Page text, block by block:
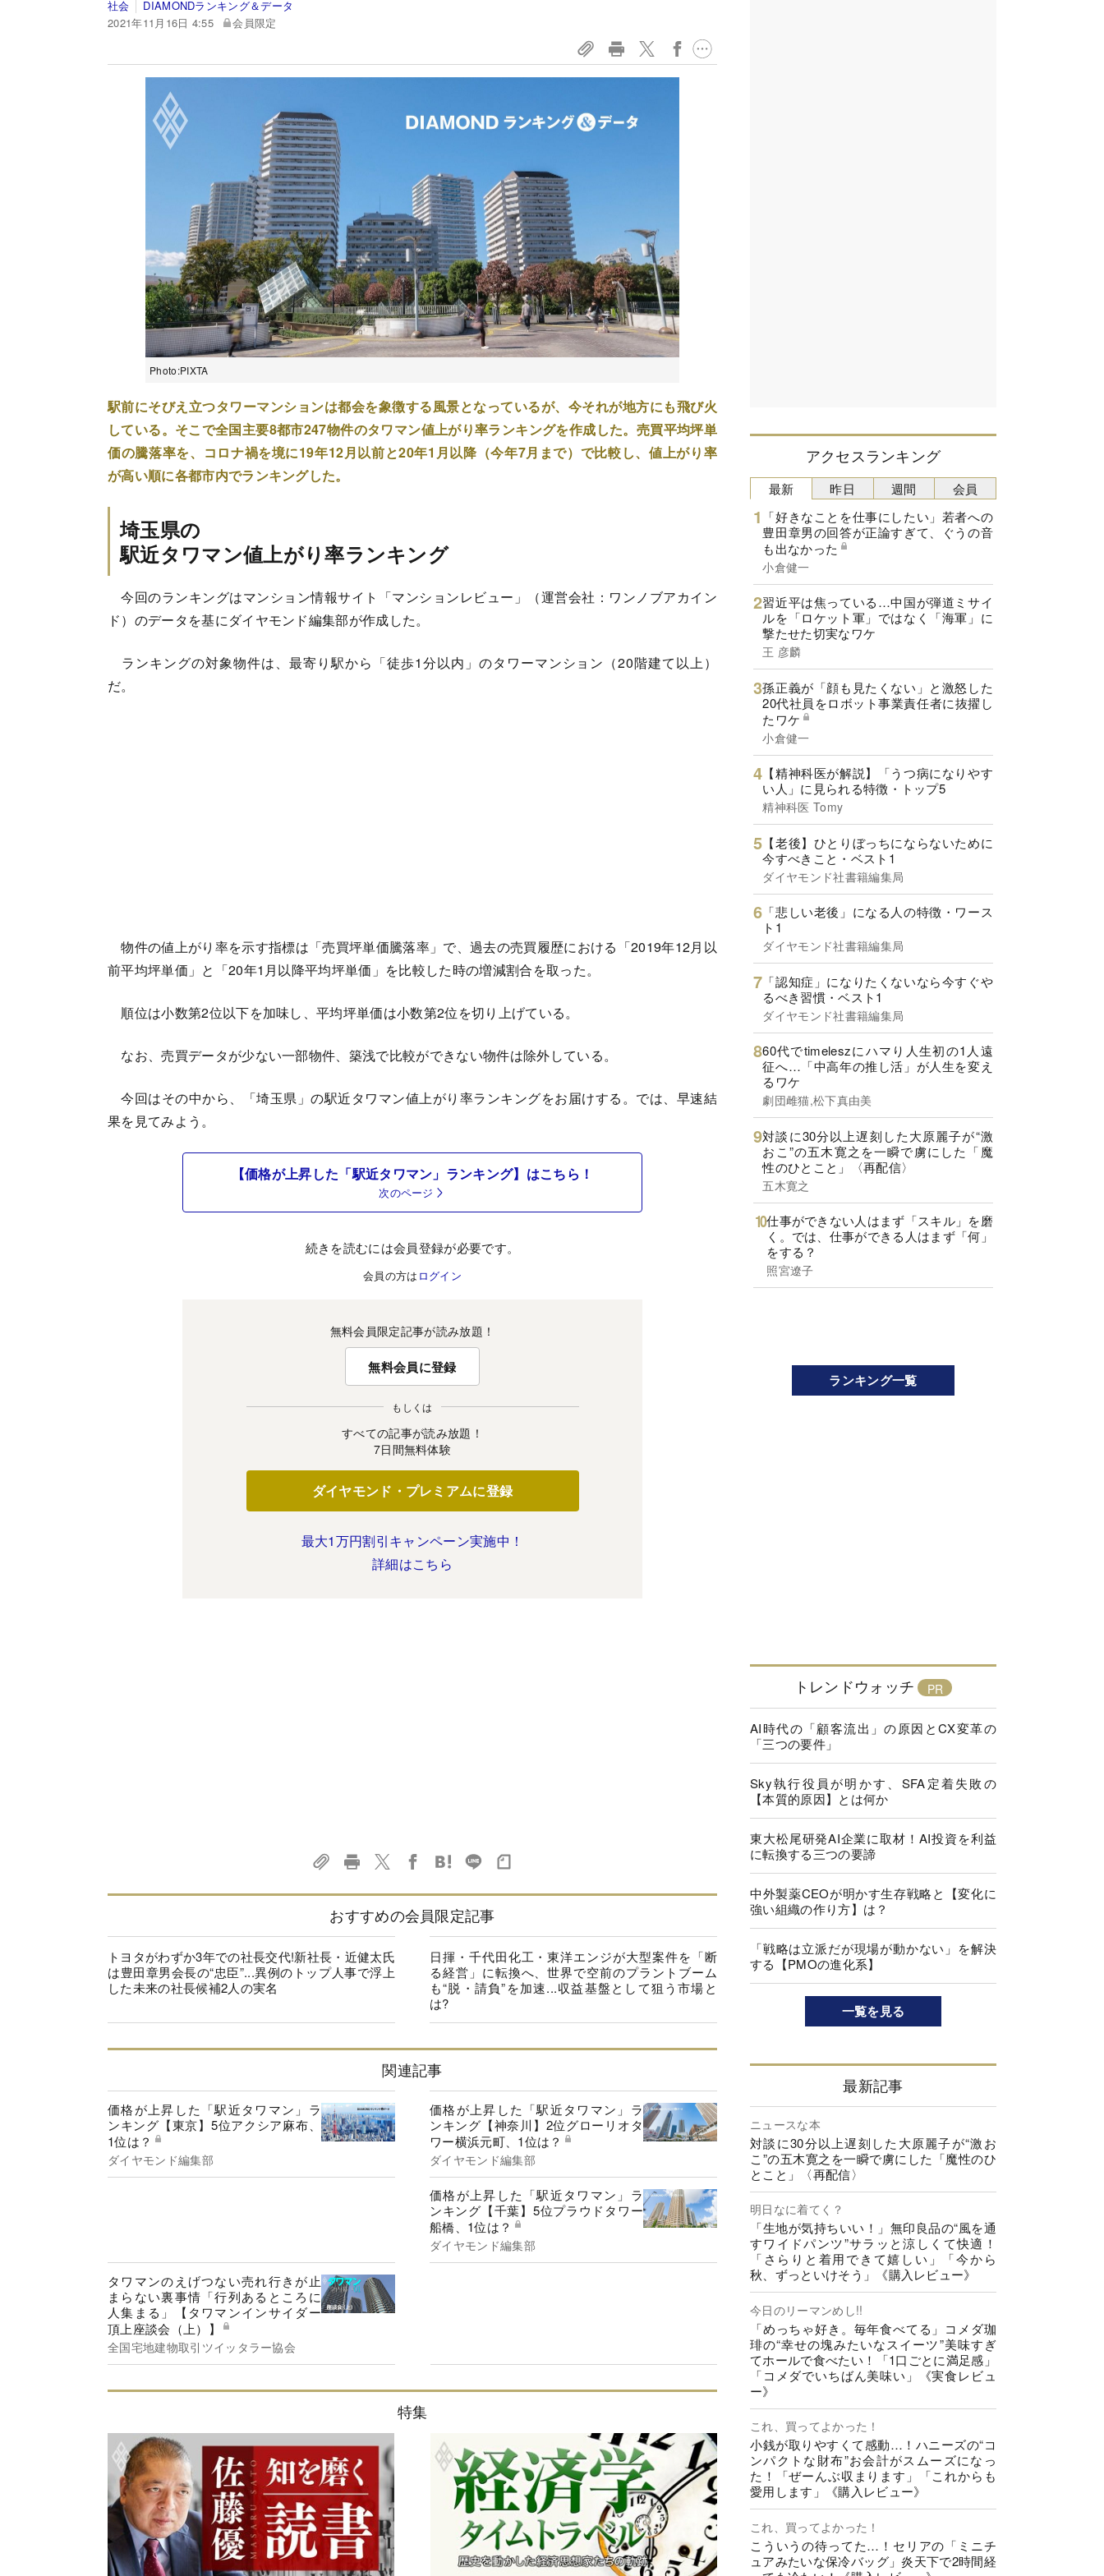
社会
DIAMONDランキング＆データ
2021年11月16日 4:55
会員限定
Photo:PIXTA
駅前にそびえ立つタワーマンションは都会を象徴する風景となっているが、今それが地方にも飛び火
している。そこで全国主要8都市247物件のタワマン値上がり率ランキングを作成した。売買平均坪単
価の騰落率を、コロナ禍を境に19年12月以前と20年1月以降（今年7月まで）で比較し、値上がり率
が高い順に各都市内でランキングした。
埼玉県の
駅近タワマン値上がり率ランキング
今回のランキングはマンション情報サイト「マンションレビュー」（運営会社：ワンノブアカイン
ド）のデータを基にダイヤモンド編集部が作成した。
ランキングの対象物件は、最寄り駅から「徒歩1分以内」のタワーマンション（20階建て以上）
だ。
物件の値上がり率を示す指標は「売買坪単価騰落率」で、過去の売買履歴における「2019年12月以
前平均坪単価」と「20年1月以降平均坪単価」を比較した時の増減割合を取った。
順位は小数第2位以下を加味し、平均坪単価は小数第2位を切り上げている。
なお、売買データが少ない一部物件、築浅で比較ができない物件は除外している。
今回はその中から、「埼玉県」の駅近タワマン値上がり率ランキングをお届けする。では、早速結
果を見てみよう。
【価格が上昇した「駅近タワマン」ランキング】はこちら！
次のページ
続きを読むには会員登録が必要です。
会員の方は ログイン
無料会員限定記事が読み放題！
無料会員に登録
もしくは
すべての記事が読み放題！
7日間無料体験
ダイヤモンド・プレミアムに登録
最大1万円割引キャンペーン実施中！
詳細はこちら
おすすめの会員限定記事
トヨタがわずか3年での社長交代!新社長・近健太氏
は豊田章男会長の“忠臣”...異例のトップ人事で浮上
した未来の社長候補2人の実名
日揮・千代田化工・東洋エンジが大型案件を「断
る経営」に転換へ、世界で空前のプラントブーム
も“脱・請負”を加速...収益基盤として狙う市場と
は?
関連記事
価格が上昇した「駅近タワマン」ラ
ンキング【東京】5位アクシア麻布、
1位は？
ダイヤモンド編集部
価格が上昇した「駅近タワマン」ラ
ンキング【神奈川】2位グローリオタ
ワー横浜元町、1位は？
ダイヤモンド編集部
価格が上昇した「駅近タワマン」ラ
ンキング【千葉】5位プラウドタワー
船橋、1位は？
ダイヤモンド編集部
タワマンのえげつない売れ行きが止
まらない裏事情「行列あるところに
人集まる」【タワマンインサイダー
頂上座談会（上）】
全国宅地建物取引ツイッタラー協会
特集
アクセスランキング
最新
「好きなことを仕事にしたい」若者への
豊田章男の回答が正論すぎて、ぐうの音
も出なかった
小倉健一
習近平は焦っている…中国が弾道ミサイ
ルを「ロケット軍」ではなく「海軍」に
撃たせた切実なワケ
王 彦麟
孫正義が「顔も見たくない」と激怒した
20代社員をロボット事業責任者に抜擢し
たワケ
小倉健一
【精神科医が解説】「うつ病になりやす
い人」に見られる特徴・トップ5
精神科医 Tomy
【老後】ひとりぼっちにならないために
今すべきこと・ベスト1
ダイヤモンド社書籍編集局
「悲しい老後」になる人の特徴・ワース
ト1
ダイヤモンド社書籍編集局
「認知症」になりたくないなら今すぐや
るべき習慣・ベスト1
ダイヤモンド社書籍編集局
60代でtimeleszにハマり人生初の1人遠
征へ…「中高年の推し活」が人生を変え
るワケ
劇団雌猫,松下真由美
対談に30分以上遅刻した大原麗子が“激
おこ”の五木寛之を一瞬で虜にした「魔
性のひとこと」〈再配信〉
五木寛之
仕事ができない人はまず「スキル」を磨
く。では、仕事ができる人はまず「何」
をする？
照宮遼子
昨日 週間 会員
ランキング一覧
トレンドウォッチ
AI時代の「顧客流出」の原因とCX変革の
「三つの要件」
Sky執行役員が明かす、SFA定着失敗の
【本質的原因】とは何か
東大松尾研発AI企業に取材！AI投資を利益
に転換する三つの要諦
中外製薬CEOが明かす生存戦略と【変化に
強い組織の作り方】は？
「戦略は立派だが現場が動かない」を解決
する【PMOの進化系】
一覧を見る
最新記事
ニュースな本
対談に30分以上遅刻した大原麗子が“激お
こ”の五木寛之を一瞬で虜にした「魔性のひ
とこと」〈再配信〉
明日なに着てく？
「生地が気持ちいい！」無印良品の“風を通
すワイドパンツ”サラッと涼しくて快適！
「さらりと着用できて嬉しい」「今から
秋、ずっといけそう」《購入レビュー》
今日のリーマンめし!!
「めっちゃ好き。毎年食べてる」コメダ珈
琲の“幸せの塊みたいなスイーツ”美味すぎ
てホールで食べたい！「1口ごとに満足感」
「コメダでいちばん美味い」《実食レビュ
ー》
これ、買ってよかった！
小銭が取りやすくて感動…！ハニーズの“コ
ンパクトな財布”お会計がスムーズになっ
た！「ぜーんぶ収まります」「これからも
愛用します」《購入レビュー》
これ、買ってよかった！
こういうの待ってた…！セリアの「ミニチ
ュアみたいな保冷バッグ」炎天下で2時間経